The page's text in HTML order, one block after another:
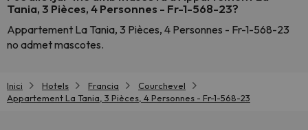
Tania, 3 Pièces, 4 Personnes - Fr-1-568-23?
Appartement La Tania, 3 Pièces, 4 Personnes - Fr-1-568-23
no admet mascotes.
Inici Hotels Francia
Courchevel
Appartement La Tania, 3 Pièces, 4 Personnes - Fr-1-568-23